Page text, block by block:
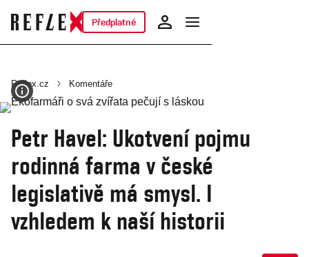
Předplatné
Reflex.cz Komentáře
Petr Havel: Ukotvení pojmu
rodinná farma v české
legislativě má smysl. I
vzhledem k naší historii